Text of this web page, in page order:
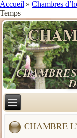
Accueil » Chambres
Temps
CHAMBRE